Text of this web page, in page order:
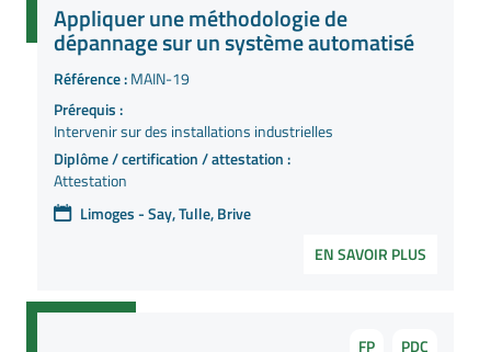
Appliquer une méthodologie de
dépannage sur un système automatisé
Référence :MAIN-19
Prérequis :
Intervenir sur des installations industrielles
Diplôme / certification / attestation :
Attestation
Limoges - Say, Tulle, Brive
EN SAVOIR PLUS
FP PDC